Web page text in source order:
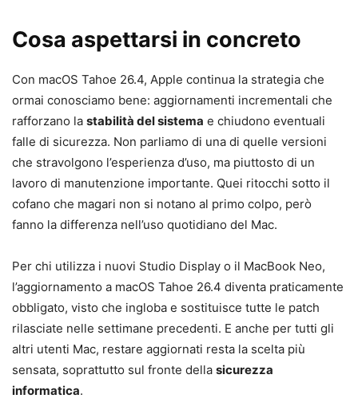
Cosa aspettarsi in concreto
Con macOS Tahoe 26.4, Apple continua la strategia che
ormai conosciamo bene: aggiornamenti incrementali che
rafforzano la stabilità del sistema e chiudono eventuali
falle di sicurezza. Non parliamo di una di quelle versioni
che stravolgono l’esperienza d’uso, ma piuttosto di un
lavoro di manutenzione importante. Quei ritocchi sotto il
cofano che magari non si notano al primo colpo, però
fanno la differenza nell’uso quotidiano del Mac.
Per chi utilizza i nuovi Studio Display o il MacBook Neo,
l’aggiornamento a macOS Tahoe 26.4 diventa praticamente
obbligato, visto che ingloba e sostituisce tutte le patch
rilasciate nelle settimane precedenti. E anche per tutti gli
altri utenti Mac, restare aggiornati resta la scelta più
sensata, soprattutto sul fronte della sicurezza
informatica.